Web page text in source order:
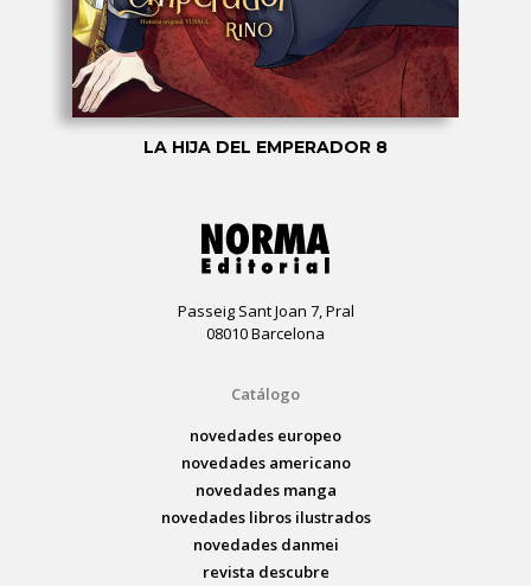
LA HIJA DEL EMPERADOR 8
Passeig Sant Joan 7, Pral
08010 Barcelona
Catálogo
novedades europeo
novedades americano
novedades manga
novedades libros ilustrados
novedades danmei
revista descubre